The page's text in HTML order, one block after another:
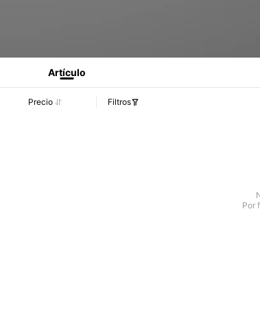
Artículo
Precio Filtros
Por